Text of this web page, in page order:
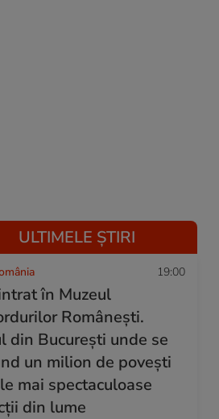
ULTIMELE ȘTIRI
19:00
în Muzeul
Românești.
din București unde se
un milion de povești
mai spectaculoase
din lume